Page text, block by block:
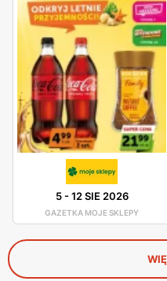
5-12 SIE 2026
GAZETKA MOJE SKLEPY